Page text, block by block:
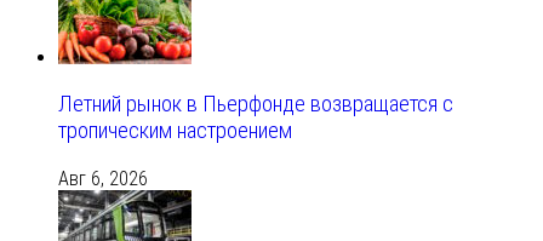
Летний рынок в Пьерфонде возвращается с
тропическим настроением
Авг 6, 2026